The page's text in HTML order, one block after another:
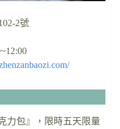
2號
力包』，限時五天限量